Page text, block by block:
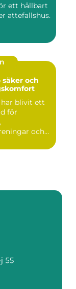
ett hållbart
attefallshus.
blivit ett
för
och